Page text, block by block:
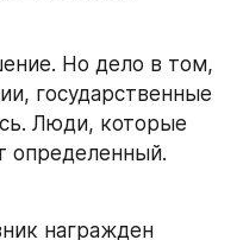
Но дело в том,
государственные
Люди, которые
определенный.
награжден